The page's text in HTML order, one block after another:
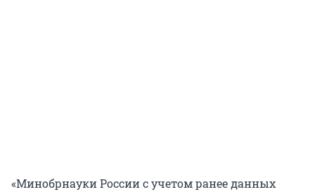
«Минобрнауки России с учетом ранее данных